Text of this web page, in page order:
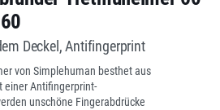
Deckel, Antifingerprint
von Simplehuman besthet aus
einer Antifingerprint-
unschöne Fingerabdrücke